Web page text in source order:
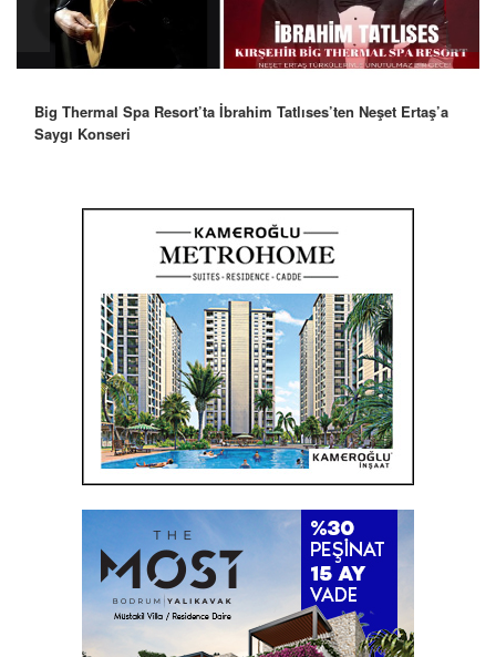
Big Thermal Spa Resort’ta İbrahim Tatlıses’ten Neşet Ertaş’a
Saygı Konseri